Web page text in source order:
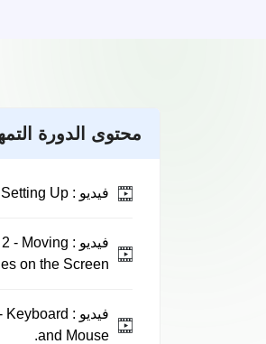
محتوى الدورة
فيديو :
فيديو : - Moving
on the Screen.
فيديو : Keyboard
and Mouse.